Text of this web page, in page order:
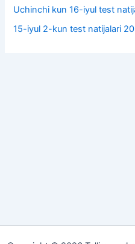
Uchinchi kun 16-iyul test
15-iyul 2-kun test natijalari